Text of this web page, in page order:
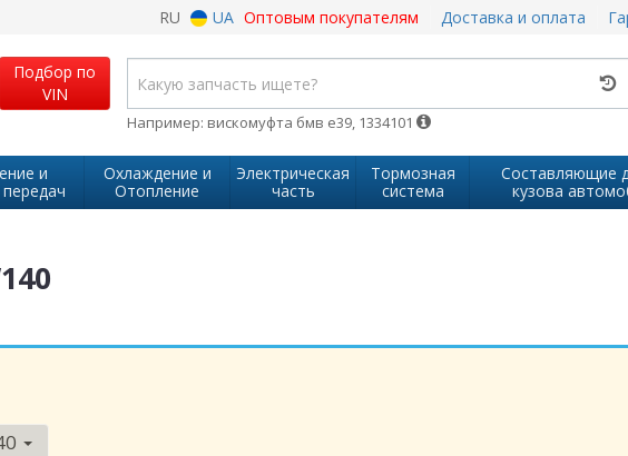
RU UA Оптовым покупателям Доставка и оплата
Подбор по
VIN
Например: вискомуфта бмв е39, 1334101
и
Охлаждение и
Отопление
Электрическая
часть
Тормозная
система
Составляющие
кузова